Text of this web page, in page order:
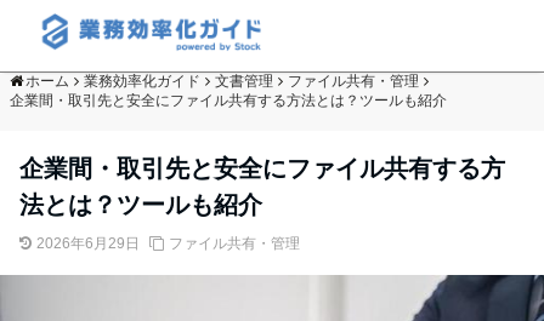
ホーム 業務効率化ガイド 文書管理
ファイル共有・管理
企業間・取引先と安全にファイル共有する方法とは？ツールも紹介
企業間・取引先と安全にファイル共有する方
法とは？ツールも紹介
2026年6月29日 ファイル共有・管理